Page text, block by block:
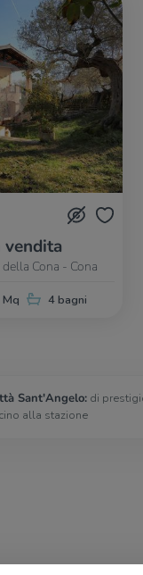
Cona - Cona
4 bagni
Sant'Angelo: di
alla stazione